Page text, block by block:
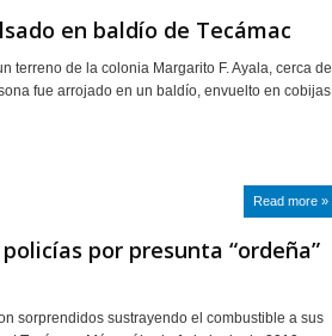
en baldío de Tecámac
terreno de la colonia Margarito F. Ayala, cerca de
fue arrojado en un baldío, envuelto en cobijas
Read more »
por presunta “ordeña”
sorprendidos sustrayendo el combustible a sus